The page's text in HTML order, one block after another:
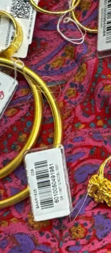
Жители Гатчины
ждут
долгожданную
Ледовую арену в
городе
09 декабря 2022, 17:18